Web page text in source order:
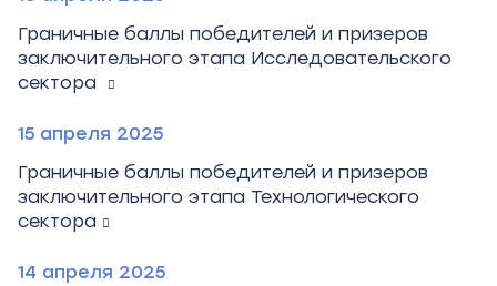
Граничные баллы победителей и призеров
заключительного этапа Исследовательского
сектора
15 апреля 2025
Граничные баллы победителей и призеров
заключительного этапа Технологического
сектора
14 апреля 2025